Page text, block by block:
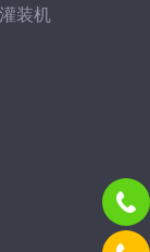
装机